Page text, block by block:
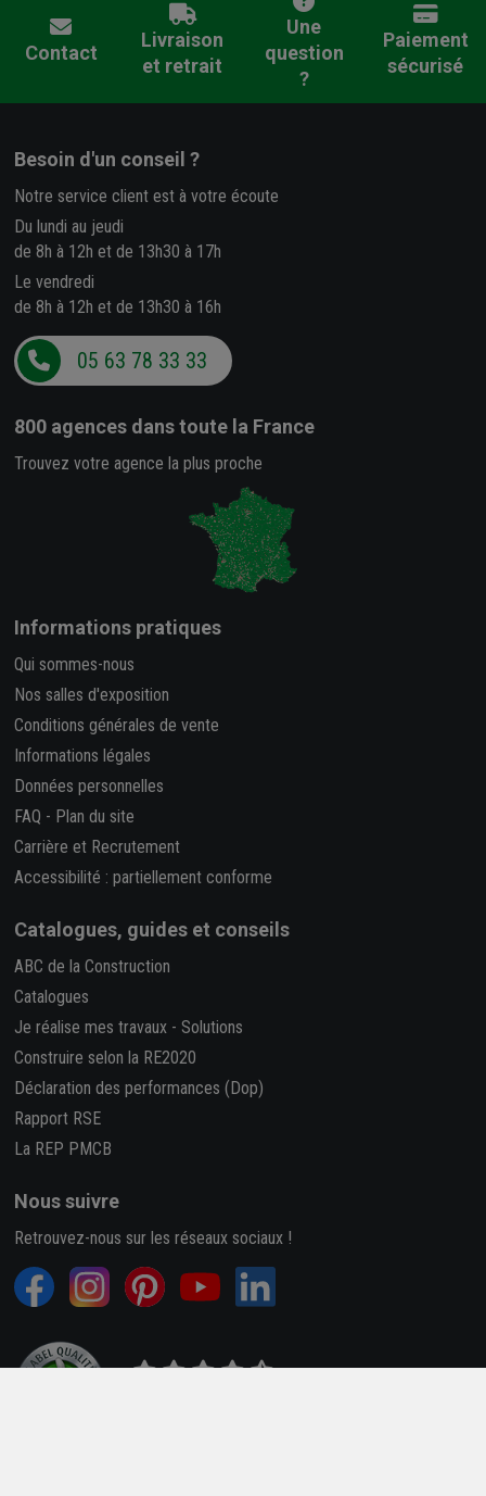
Contact
Livraison
et retrait
Une
question
?
Paiement
sécurisé
Besoin d'un conseil ?
Notre service client est à votre écoute
Du lundi au jeudi
de 8h à 12h et de 13h30 à 17h
Le vendredi
de 8h à 12h et de 13h30 à 16h
05 63 78 33 33
800 agences dans toute la France
Trouvez votre agence la plus proche
Informations pratiques
Qui sommes-nous
Nos salles d'exposition
Conditions générales de vente
Informations légales
Données personnelles
FAQ - Plan du site
Carrière et Recrutement
Accessibilité : partiellement conforme
Catalogues, guides et conseils
ABC de la Construction
Catalogues
Je réalise mes travaux - Solutions
Construire selon la RE2020
Déclaration des performances (Dop)
Rapport RSE
La REP PMCB
Nous suivre
Retrouvez-nous sur les réseaux sociaux !